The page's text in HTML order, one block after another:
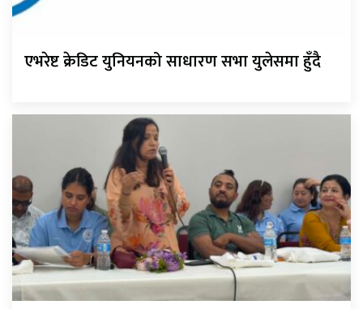
एभरेष्ट क्रेडिट युनियनको साधारण सभा युलेसमा हुँदै